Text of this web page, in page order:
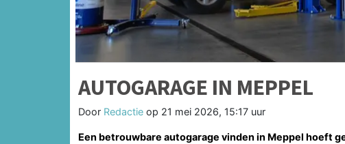
AUTOGARAGE IN MEPPEL
Door Redactie op 21 mei 2026, 15:17 uur
Een betrouwbare autogarage vinden in Meppel hoeft